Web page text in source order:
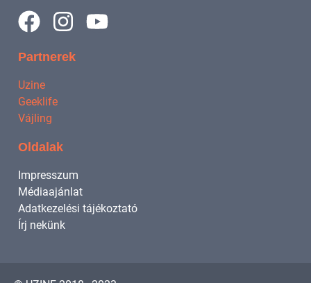
Partnerek
Uzine
Geeklife
Vájling
Oldalak
Impresszum
Médiaajánlat
Adatkezelési tájékoztató
Írj nekünk